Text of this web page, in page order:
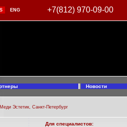
ENG +7(812) 970-09-00
Новости
Эстетик, Санкт-Петербург
Для специалистов: